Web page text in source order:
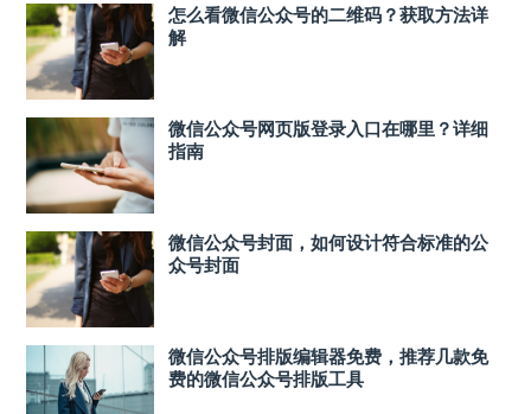
怎么看微信公众号的二维码？获取方法详
解
微信公众号网页版登录入口在哪里？详细
指南
微信公众号封面，如何设计符合标准的公
众号封面
微信公众号排版编辑器免费，推荐几款免
费的微信公众号排版工具